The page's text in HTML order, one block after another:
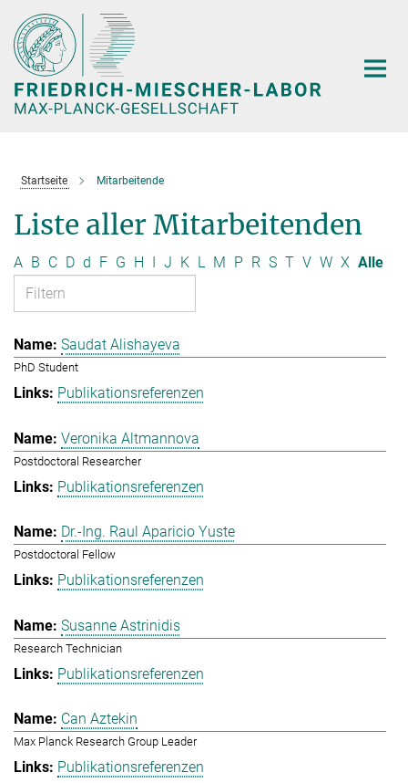
Hauptinhalt
Startseite Mitarbeitende
Liste aller Mitarbeitenden
A B C D d F G H I J K L M P R S T V W X Alle
Saudat Alishayeva
PhD Student
Publikationsreferenzen
Veronika Altmannova
Postdoctoral Researcher
Publikationsreferenzen
Dr.-Ing. Raul Aparicio Yuste
Postdoctoral Fellow
Publikationsreferenzen
Susanne Astrinidis
Research Technician
Publikationsreferenzen
Can Aztekin
Max Planck Research Group Leader
Publikationsreferenzen